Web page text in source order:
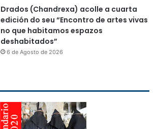
Drados (Chandrexa) acolle a cuarta
edición do seu “Encontro de artes vivas
no que habitamos espazos
deshabitados”
6 de Agosto de 2026